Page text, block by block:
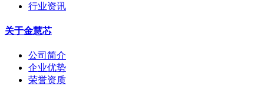
行业资讯
关于金慧芯
公司简介
企业优势
荣誉资质